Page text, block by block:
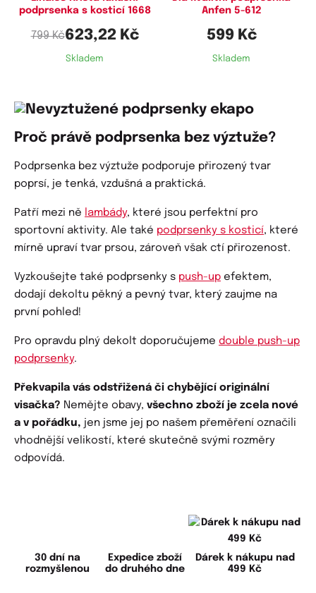
podprsenka s kosticí 1668
799 Kč623,22 Kč
Skladem
100H,105E,105G,
Anfen 5-612
599 Kč
Skladem
Proč právě podprsenka bez výztuže?
Podprsenka bez výztuže podporuje přirozený tvar
poprsí, je tenká, vzdušná a praktická.
Patří mezi ně lambády, které jsou perfektní pro
sportovní aktivity. Ale také podprsenky s kosticí, které
mírně upraví tvar prsou, zároveň však ctí přirozenost.
Vyzkoušejte také podprsenky s push-up efektem,
dodají dekoltu pěkný a pevný tvar, který zaujme na
první pohled!
Pro opravdu plný dekolt doporučujeme double push-up
podprsenky.
Překvapila vás odstřižená či chybějící originální
visačka? Nemějte obavy, všechno zboží je zcela nové
a v pořádku, jen jsme jej po našem přeměření označili
vhodnější velikostí, které skutečně svými rozměry
odpovídá.
30 dní na
rozmyšlenou
Expedice zboží
do druhého dne
Dárek k nákupu nad
499 Kč